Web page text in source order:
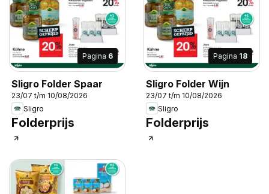
Pagina 6
Sligro Folder Spaar
23/07 t/m 10/08/2026
Sligro
Folderprijs
Pagina 18
Sligro Folder Wijn
23/07 t/m 10/08/2026
Sligro
Folderprijs